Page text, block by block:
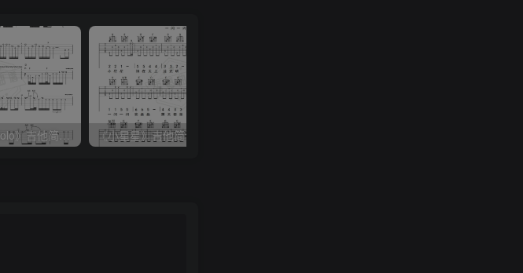
《灰色轨迹尾奏Solo》吉他简谱A调双吉他谱（BEYOND）